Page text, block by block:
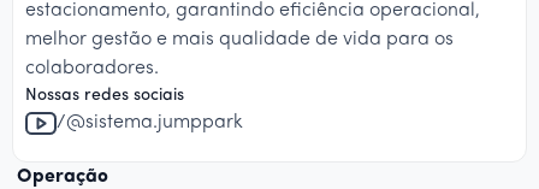
estacionamento, garantindo eficiência operacional,
melhor gestão e mais qualidade de vida para os
colaboradores.
Nossas redes sociais
/@sistema.jumppark
Operação